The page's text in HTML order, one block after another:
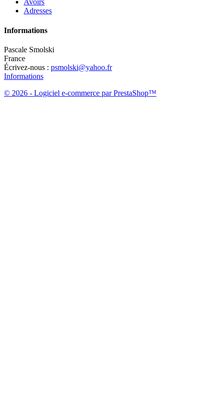
Avoirs
Adresses
Informations
Pascale Smolski
France
Écrivez-nous : psmolski@yahoo.fr
Informations
© 2026 - Logiciel e-commerce par PrestaShop™